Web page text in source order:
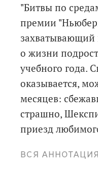
"Битвы по
премии
захватывающий
о жизни
учебного года.
оказывается,
месяцев:
страшно,
приезд
спектакле и
1967-68 году на
ВСЯ АННОТАЦИЯ